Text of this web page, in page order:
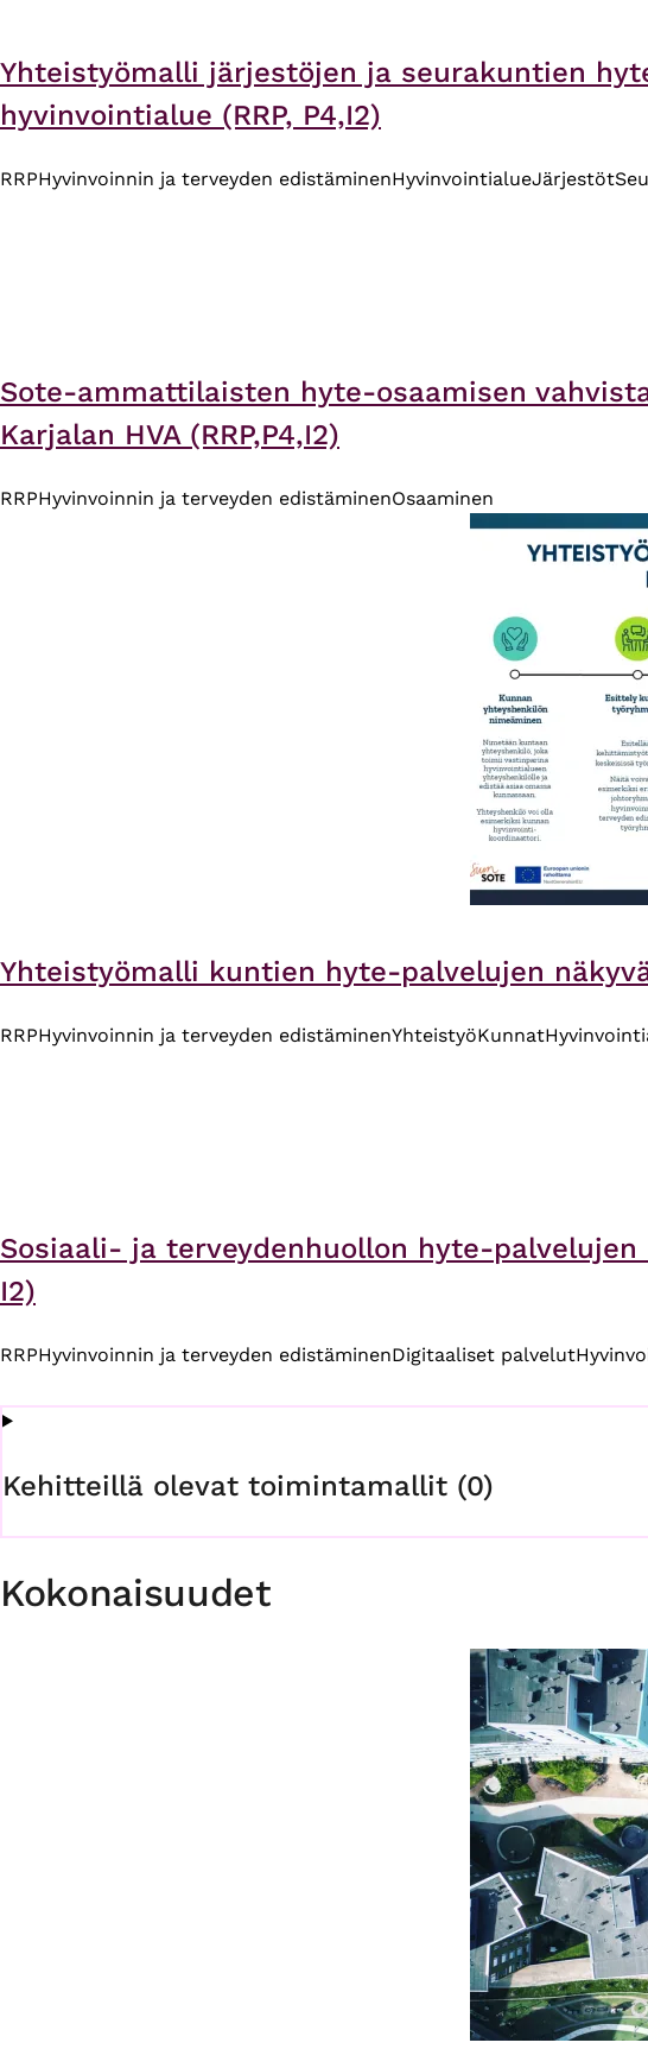
Yhteistyömalli järjestöjen ja seurakuntien
hyvinvointialue (RRP, P4,I2)
RRPHyvinvoinnin ja terveyden edistäminenHyvinvointialueJärjestöt
Sote-ammattilaisten hyte-osaamisen
Karjalan HVA (RRP,P4,I2)
RRPHyvinvoinnin ja terveyden edistäminenOsaaminen
Yhteistyömalli kuntien hyte-palvelujen
RRPHyvinvoinnin ja terveyden edistäminenYhteistyöKunnat
Sosiaali- ja terveydenhuollon hyte-
I2)
RRPHyvinvoinnin ja terveyden edistäminenDigitaaliset palvelut
Kehitteillä olevat toimintamallit (0)
Kokonaisuudet